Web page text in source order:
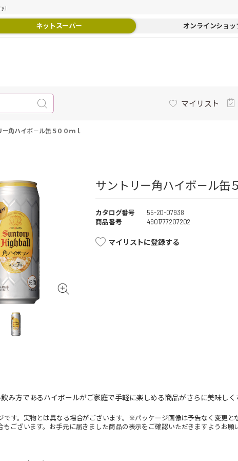
ネットスーパー オンラインショッ
マイリスト
ー角ハイボ－ル缶５００ｍｌ
サントリー角ハイボ－ル缶
カタログ番号
55-20-07938
商品番号
4901777207202
マイリストに登録する
み方であるハイボールがご家庭で手軽に楽しめる商品がさらに美味しく
です。実物とは異なる場合がございます。※パッケージ画像は予告なく変更
もございます。お手元に届きました商品の表示をご確認いただきますようお願